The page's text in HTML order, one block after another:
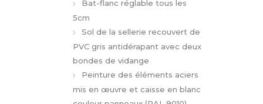
Sol de la sellerie recouvert de
bondes de vidange
Peinture des éléments aciers
couleur panneaux (RAL 9010)